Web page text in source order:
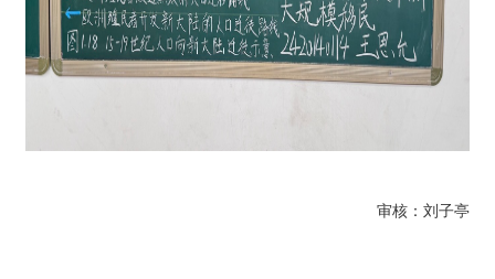
审核：刘子亭